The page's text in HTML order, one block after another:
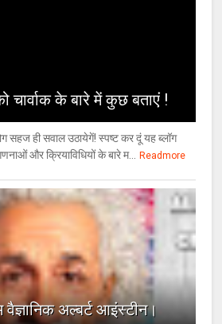
के बारे में कुछ बताएं !
सहज ही सवाल उठायेगें! स्पष्ट कर दूं यह ब्लॉग
और क्रियाविधियों के बारे म...
Readmore
वैज्ञानिक अल्बर्ट आइंस्टीन।